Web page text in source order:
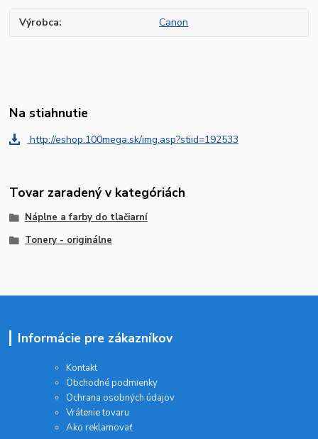
Výrobca Canon
Na stiahnutie
http://eshop.100mega.sk/img.asp?stiid=192533
Tovar zaradený v kategóriách
Náplne a farby do tlačiarní
Tonery - originálne
Informácie pre zákazníkov
Kontakt
Obchodné podmienky
Ochrana osobných údajov
Vrátenie tovaru
Ako reklamovať